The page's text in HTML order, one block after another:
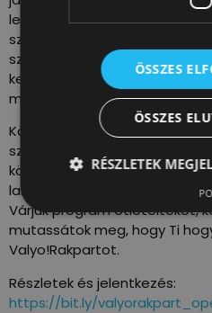
lesz a főszerep, a
szervezet, cég vagy
szezon során, hogy saját
kezdeményezéseikkel
megbúvó viaduktok egyikét.
Közösségi pikniket, röplabda
szerveznél? Június 6. és
közösségi
lakosság bevonásával
Várjuk program ötleteiteket,
mutassátok meg, hogy Ti
Valyo!Rakpartot.
Részletek és jelentkezés:
https://bit.ly/
ÖSSZES
ÖSSZES
RÉSZLETEK